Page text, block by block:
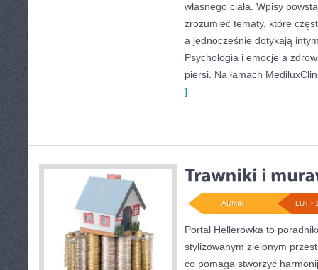
własnego ciała. Wpisy
zrozumieć tematy, które
a jednocześnie dotykają
Psychologia i emocje a
piersi. Na łamach
]
LUT -
ADMIN
Portal Hellerówka to
stylizowanym zielonym
co pomaga stworzyć